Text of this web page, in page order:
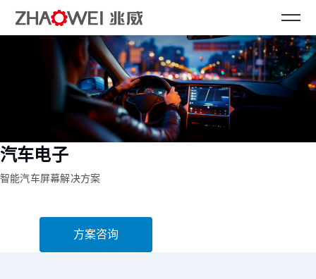
汽车电子
智能汽车屏幕解决方案
方案咨询